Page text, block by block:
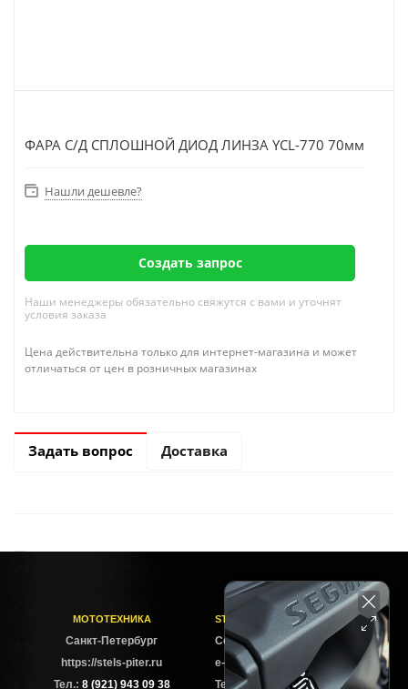
ФАРА С/Д СПЛОШНОЙ ДИОД ЛИНЗА YCL-770 70мм
Нашли дешевле?
Создать запрос
Наши менеджеры обязательно свяжутся с вами и уточнят
условия заказа
Цена действительна только для интернет-магазина и может
отличаться от цен в розничных магазинах
Задать вопрос Доставка
МОТОТЕХНИКА
Cанкт-Петербург
https://stels-piter.ru
Тел.: 8 (921) 943 09 38
STELS-PITER СОФИЙСКАЯ
Софийская ул. 6Б
e-mail: sales@stels-piter.ru
Тел.:8 (921) 943 09 38